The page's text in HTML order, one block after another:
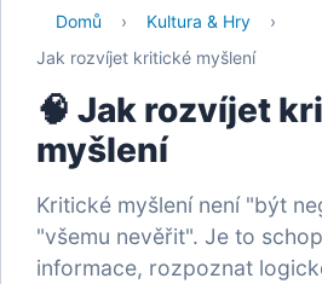
Domů › Kultura & Hry
›
Jak rozvíjet kritické myšlení
🧠 Jak rozvíjet
myšlení
Kritické myšlení není "být
"všemu nevěřit". Je to
informace, rozpoznat